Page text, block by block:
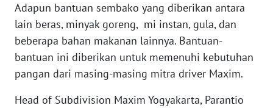
Adapun bantuan sembako yang diberikan antara
lain beras, minyak goreng, mi instan, gula, dan
beberapa bahan makanan lainnya. Bantuan-
bantuan ini diberikan untuk memenuhi kebutuhan
pangan dari masing-masing mitra driver Maxim.
Head of Subdivision Maxim Yogyakarta, Parantio
WN
NTT
WN
KEPRI